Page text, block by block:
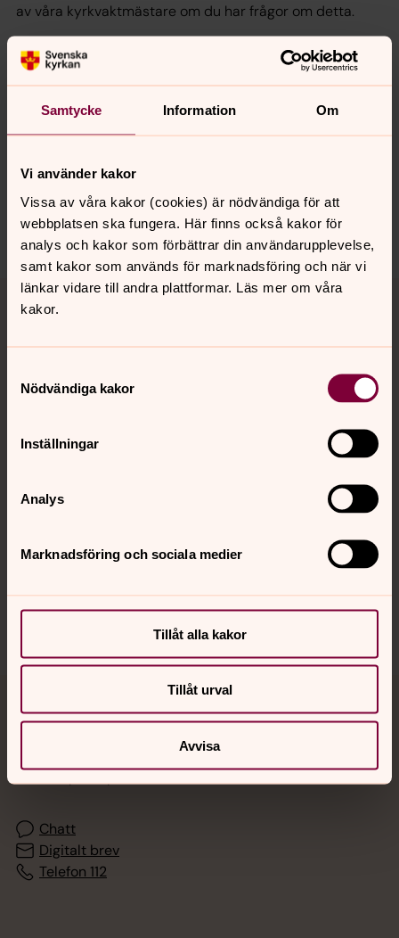
Samtycke Information Om
Vi använder kakor
Vissa av våra kakor (cookies) är nödvändiga för att
webbplatsen ska fungera. Här finns också kakor för
analys och kakor som förbättrar din användarupplevelse,
samt kakor som används för marknadsföring och när vi
länkar vidare till andra plattformar. Läs mer om våra
kakor.
Nödvändiga kakor
Inställningar
Analys
Marknadsföring och sociala medier
Tillåt alla kakor
Tillåt urval
Avvisa
av våra kyrkvaktmästare om du har frågor om detta.
Synpunkter eller frågor på sidans
innehåll?
nosaby.forsamling@svenskakyrkan.se
Dela
Tillbaka till toppen
Tillbaka till innehållet
Kalender
Hitta snabbt
Jourhavande präst
Akut samtals- och krisstöd. Prata eller chatta anonymt
med en präst på kvällar och nätter.
Chatt
Digitalt brev
Telefon 112